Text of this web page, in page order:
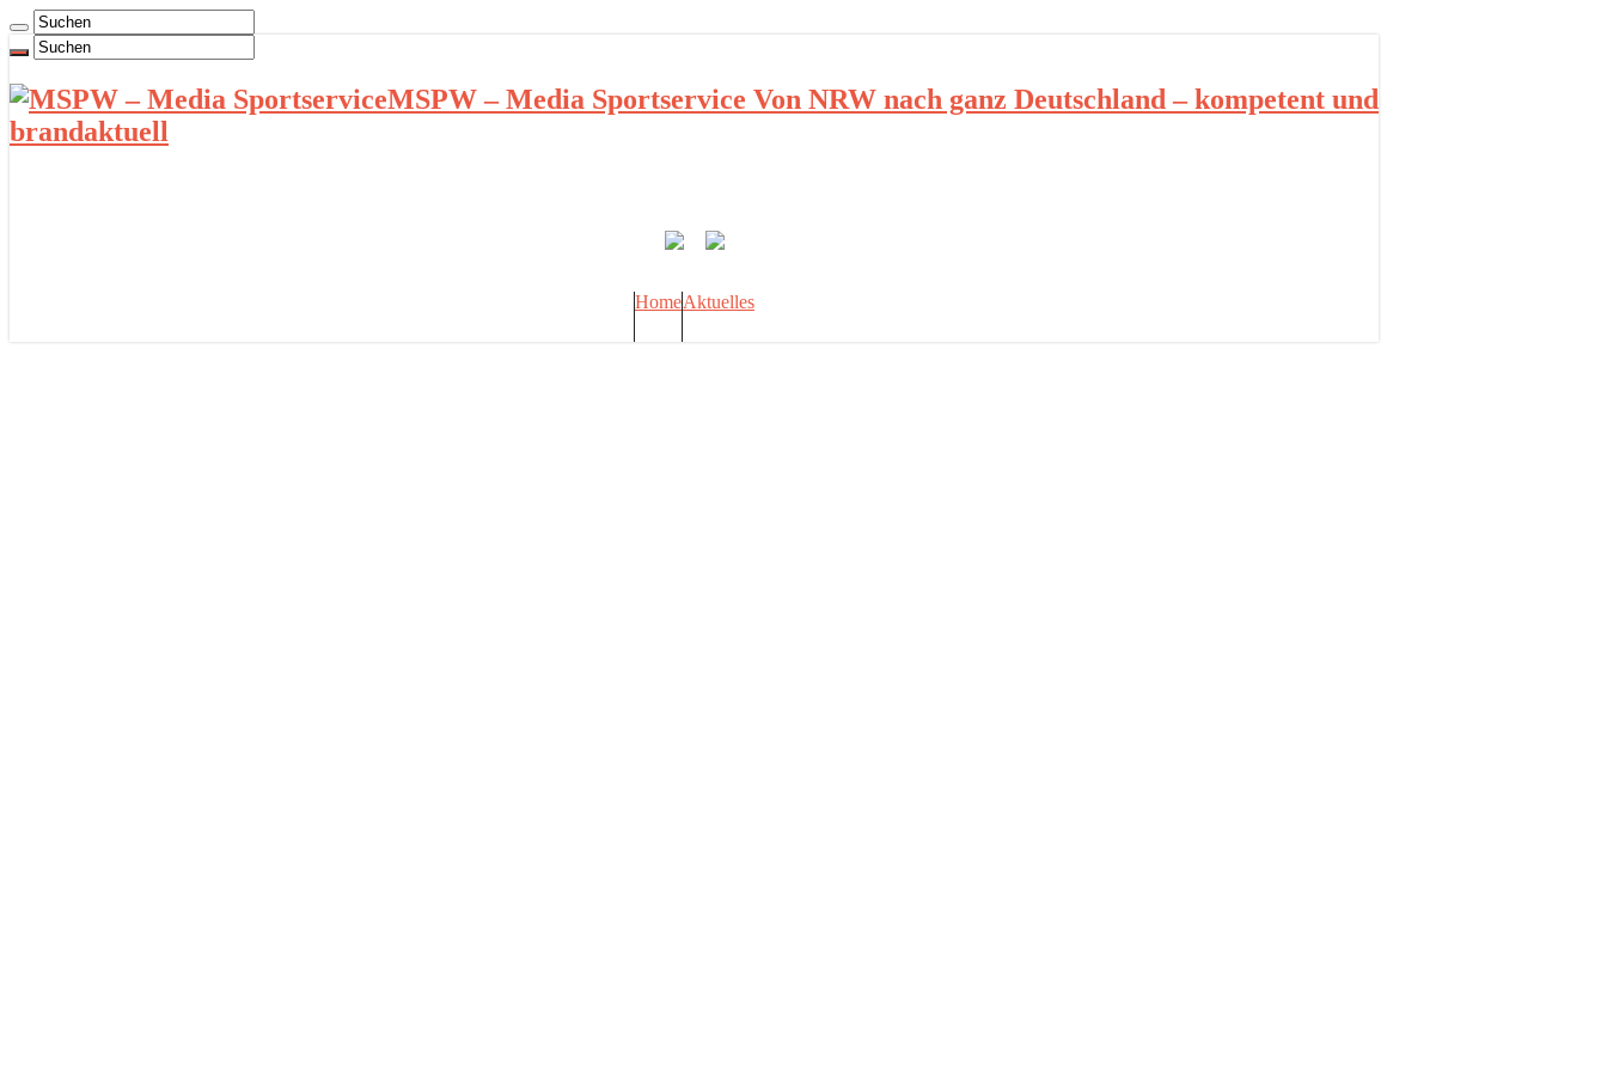
MSPW – Media Sportservice Von NRW nach ganz Deutschland – kompetent und
brandaktuell
HomeAktuelles